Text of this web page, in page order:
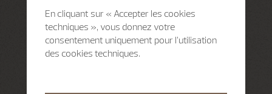
En cliquant sur « Accepter les cookies
techniques », vous donnez votre
consentement uniquement pour l’utilisation
des cookies techniques.